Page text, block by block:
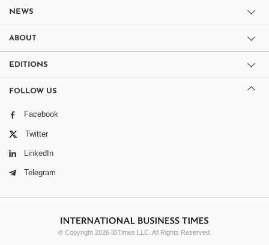
NEWS
ABOUT
EDITIONS
FOLLOW US
Facebook
Twitter
LinkedIn
Telegram
© Copyright 2026 IBTimes LLC. All Rights Reserved.